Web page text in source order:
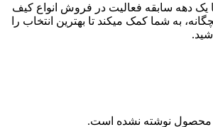
یک دهه سابقه فعالیت در فروش انواع کیف
به شما کمک میکند تا بهترین انتخاب را
محصول نوشته نشده است.